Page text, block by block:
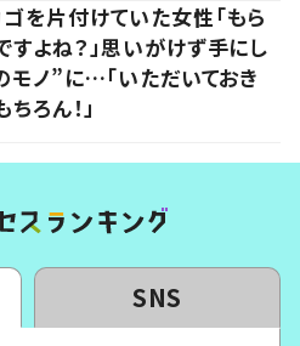
を片付けていた女性「もら
すよね？」思いがけず手にし
モノ”に…「いただいておき
ちろん！」
SNS